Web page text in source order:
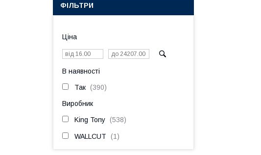
ФІЛЬТРИ
Ціна
В наявності
Так 390
Виробник
King Tony 538
WALLCUT 1